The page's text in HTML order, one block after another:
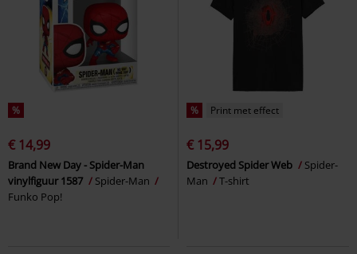
%
€ 14,99
Brand New Day - Spider-Man
vinylfiguur 1587
Spider-Man
Funko Pop!
% Print met effect
€ 15,99
Destroyed Spider Web
Spider-
Man
T-shirt